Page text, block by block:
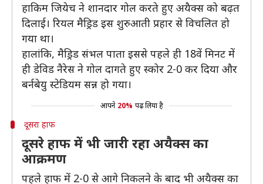
हाकिम जियेच ने शानदार गोल करते हुए अयैक्स को बढ़त
दिलाई। रियल मैड्रिड इस शुरुआती प्रहार से विचलित हो
गया था।
हालांकि, मैड्रिड संभल पाता इससे पहले ही 18वें मिनट में
ही डेविड नैरेस ने गोल दागते हुए स्कोर 2-0 कर दिया और
बर्नबेयु स्टेडियम सन्न हो गया।
आपने 20% पढ़ लिया है
दूसरा हाफ
दूसरे हाफ में भी जारी रहा अयैक्स का
आक्रमण
पहले हाफ में 2-0 से आगे निकलने के बाद भी अयैक्स का